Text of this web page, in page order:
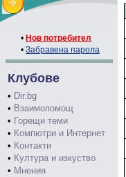
• Нов потребител
• Забравена парола
Клубове
• Dir.bg
• Взаимопомощ
• Горещи теми
• Компютри и Интернет
• Контакти
• Култура и изкуство
• Мнения